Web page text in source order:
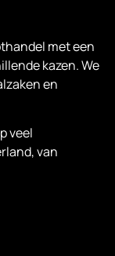
met een
kazen. We
en
veel
van